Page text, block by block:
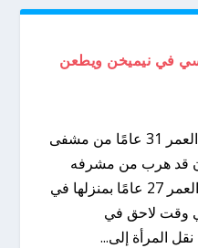
في نيميخن ويطعن
يُشتبه في أن محتجزًا يبلغ من العمر 31 عامًا من مشفى
قد هرب من مشرفه
اليوم، قد طعن امرأة تبلغ من العمر 27 عامًا بمنزلها في
وقت لاحق في
المرأة إلى...